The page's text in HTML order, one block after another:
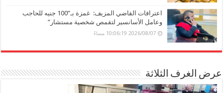
اعترافات القاضي المزيف: غمزة بـ”100 جنيه للحاجب
وعامل الأسانسير لتقمص شخصية مستشار”
2026/08/07 10:06:19 مساءً
عرض الغرف الثلاثة